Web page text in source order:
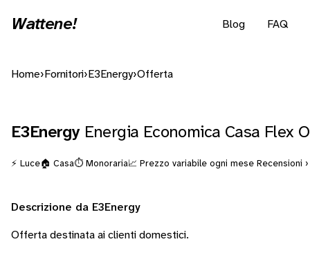
Wattene! Blog FAQ
Home› Fornitori› E3Energy›Offerta
E3Energy Energia Economica Casa Flex
⚡ Luce🏠 Casa⏱️ Monoraria📈 Prezzo variabile ogni mese Recensioni ›
Descrizione da E3Energy
Offerta destinata ai clienti domestici.